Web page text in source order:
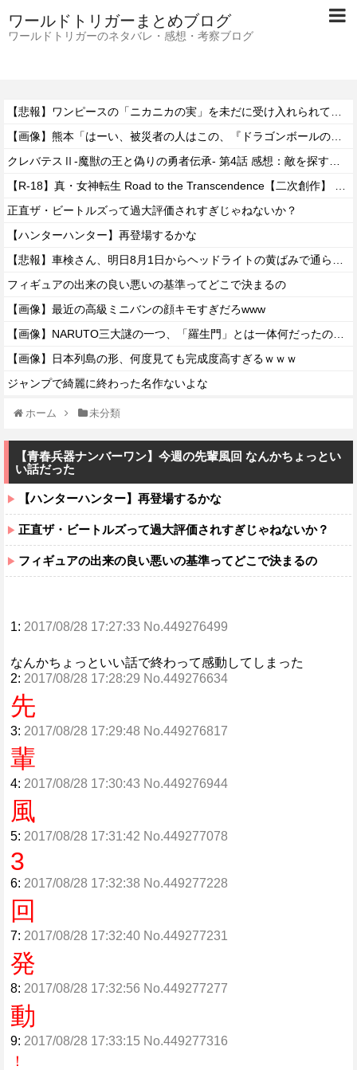
ワールドトリガーまとめブログ
ワールドトリガーのネタバレ・感想・考察ブログ
正直ザ・ビートルズって過大評価されすぎじゃねないか？
【ハンターハンター】再登場するかな
フィギュアの出来の良い悪いの基準ってどこで決まるの
【画像】最近の高級ミニバンの顔キモすぎだろwww
【画像】日本列島の形、何度見ても完成度高すぎるｗｗｗ
ジャンプで綺麗に終わった名作ないよな
ホーム 未分類
【青春兵器ナンバーワン】今週の先輩風回 なんかちょっとい
い話だった
【ハンターハンター】再登場するかな
正直ザ・ビートルズって過大評価されすぎじゃねないか？
フィギュアの出来の良い悪いの基準ってどこで決まるの
1: 2017/08/28 17:27:33 No.449276499
なんかちょっといい話で終わって感動してしまった
2: 2017/08/28 17:28:29 No.449276634
先
3: 2017/08/28 17:29:48 No.449276817
輩
4: 2017/08/28 17:30:43 No.449276944
風
5: 2017/08/28 17:31:42 No.449277078
3
6: 2017/08/28 17:32:38 No.449277228
回
7: 2017/08/28 17:32:40 No.449277231
発
8: 2017/08/28 17:32:56 No.449277277
動
9: 2017/08/28 17:33:15 No.449277316
！